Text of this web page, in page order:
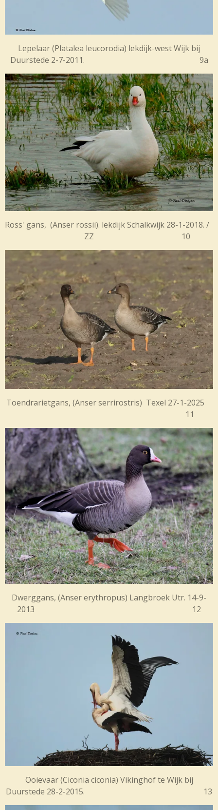
Lepelaar (Platalea leucorodia) lekdijk-west Wijk bij
Duurstede 2-7-2011. 9a
Ross' gans, (Anser rossii). lekdijk Schalkwijk 28-1-2018. /
ZZ 10
Toendrarietgans, (Anser serrirostris) Texel 27-1-2025
11
Dwerggans, (Anser erythropus) Langbroek Utr. 14-9-
2013 12
Ooievaar (Ciconia ciconia) Vikinghof te Wijk bij
Duurstede 28-2-2015. 13